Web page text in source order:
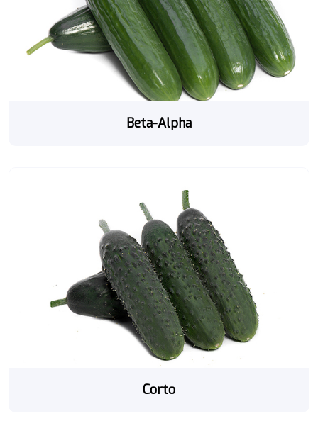
Beta-Alpha
Corto